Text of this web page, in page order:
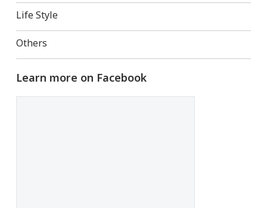
Life Style
Others
Learn more on Facebook